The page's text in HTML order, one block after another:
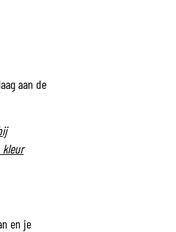
aan de
kleur
en je